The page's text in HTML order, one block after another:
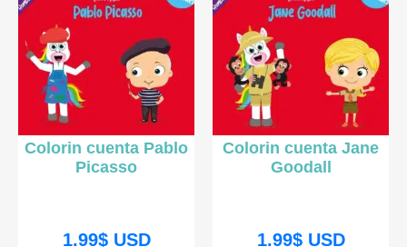
Colorin cuenta Pablo
Picasso
1.99$USD
Colorin cuenta Jane
Goodall
1.99$USD